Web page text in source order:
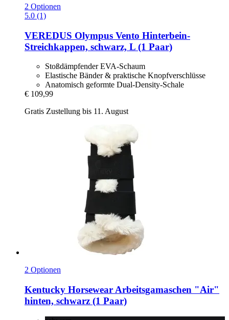
2 Optionen
5.0 (1)
VEREDUS Olympus Vento Hinterbein-​
Streichkappen, schwarz, L (1 Paar)
Stoßdämpfender EVA-Schaum
Elastische Bänder & praktische Knopfverschlüsse
Anatomisch geformte Dual-Density-Schale
€ 109,99
Gratis Zustellung bis 11. August
2 Optionen
Kentucky Horsewear Arbeitsgamaschen "Air"
hinten, schwarz (1 Paar)